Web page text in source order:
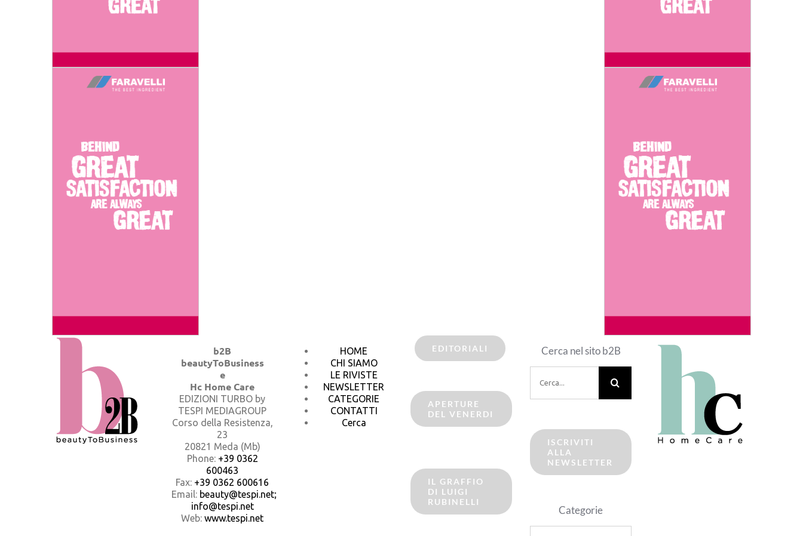
b2B
beautyToBusiness
e
Hc Home Care
EDIZIONI TURBO by
TESPI MEDIAGROUP
Corso della Resistenza,
23
20821 Meda (Mb)
Phone: +39 0362
600463
Fax: +39 0362 600616
Email: beauty@tespi.net;
info@tespi.net
Web: www.tespi.net
HOME
CHI SIAMO
LE RIVISTE
NEWSLETTER
CATEGORIE
CONTATTI
Cerca
EDITORIALI
APERTURE
DEL VENERDI
IL GRAFFIO
DI LUIGI
RUBINELLI
Cerca nel sito b2B
per:
ISCRIVITI
ALLA
NEWSLETTER
Categorie